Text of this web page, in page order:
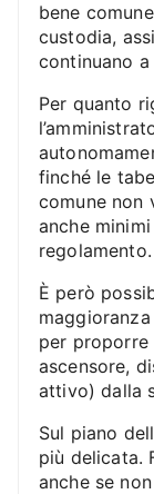
bene
custodia,
continuano
Per quanto
finché le
comune
anche
regolamento.
È però
per proporre
ascensore,
attivo) dalla
Sul piano
più delicata.
anche se